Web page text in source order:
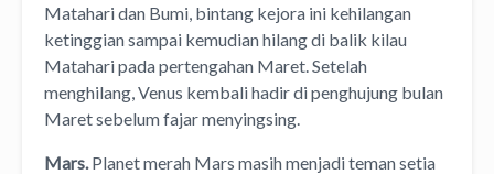
Matahari dan Bumi, bintang kejora ini kehilangan
ketinggian sampai kemudian hilang di balik kilau
Matahari pada pertengahan Maret. Setelah
menghilang, Venus kembali hadir di penghujung bulan
Maret sebelum fajar menyingsing.
Mars.Planet merah Mars masih menjadi teman setia